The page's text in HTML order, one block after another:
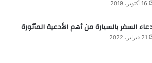
16 أكتوبر، 2019
السفر بالسيارة من أهم الأدعية المأثورة
21 فبراير، 2022